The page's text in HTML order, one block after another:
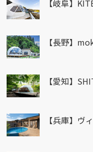
【岐阜】
【長野】
【愛知】
【兵庫】ヴ